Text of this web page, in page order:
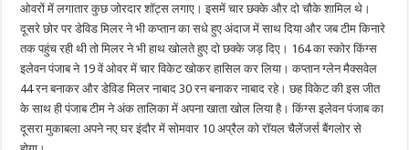
ओवरों में लगातार कुछ जोरदार शॉट्स लगाए। इसमें चार छक्के और दो चौके शामिल थे।
दूसरे छोर पर डेविड मिलर ने भी कप्तान का सधे हुए अंदाज में साथ दिया और जब टीम किनारे
तक पहुंच रही थी तो मिलर ने भी हाथ खोलते हुए दो छक्के जड़ दिए। 164 का स्कोर किंग्स
इलेवन पंजाब ने 19 वें ओवर में चार विकेट खोकर हासिल कर लिया। कप्तान ग्लेन मैक्सवेल
44 रन बनाकर और डेविड मिलर नाबाद 30 रन बनाकर नाबाद रहे। छह विकेट की इस जीत
के साथ ही पंजाब टीम ने अंक तालिका में अपना खाता खोल लिया है। किंग्स इलेवन पंजाब का
दूसरा मुकाबला अपने नए घर इंदौर में सोमवार 10 अप्रैल को रॉयल चैलेंजर्स बैंगलोर से